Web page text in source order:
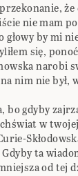
nie mam
by mi
się,
narobi
nim nie był,
bo gdyby
w
ta
od tej